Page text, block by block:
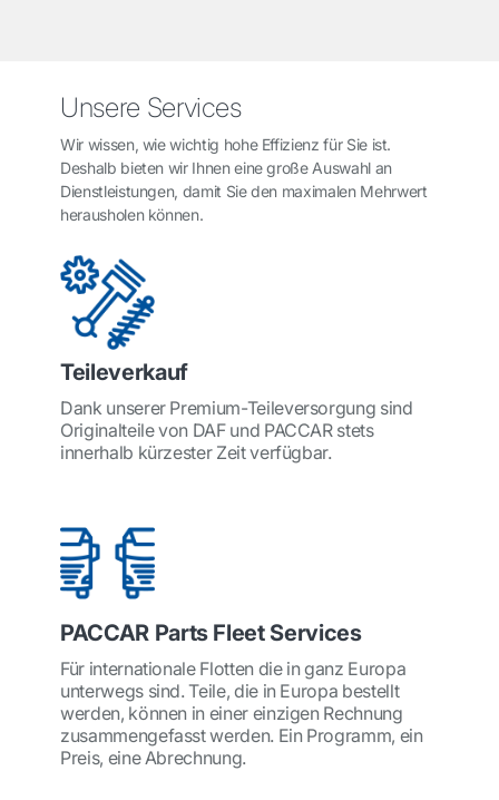
Unsere Services
Wir wissen, wie wichtig hohe Effizienz für Sie ist.
Deshalb bieten wir Ihnen eine große Auswahl an
Dienstleistungen, damit Sie den maximalen Mehrwert
herausholen können.
Teileverkauf
Dank unserer Premium-Teileversorgung sind
Originalteile von DAF und PACCAR stets
innerhalb kürzester Zeit verfügbar.
PACCAR Parts Fleet Services
Für internationale Flotten die in ganz Europa
unterwegs sind. Teile, die in Europa bestellt
werden, können in einer einzigen Rechnung
zusammengefasst werden. Ein Programm, ein
Preis, eine Abrechnung.